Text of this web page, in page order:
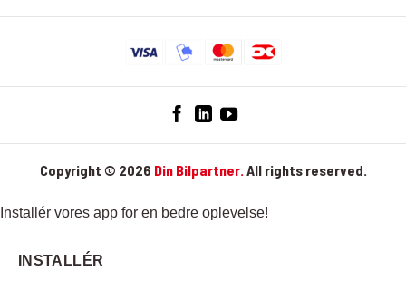
Copyright © 2026 Din Bilpartner. All rights reserved.
Installér vores app for en bedre oplevelse!
INSTALLÉR